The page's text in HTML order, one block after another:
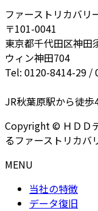
ファーストリカバリ
〒101-0041
東京都千代田区神田
ウィン神田704
Tel: 0120-8414-29 /
JR秋葉原駅から徒歩
Copyright © ＨＤＤ
るファーストリカバ
MENU
当社の特徴
データ復旧